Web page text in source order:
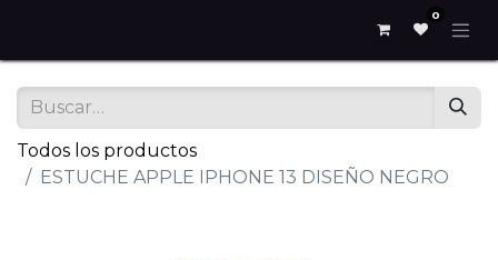
0
Todos los productos
ESTUCHE APPLE IPHONE 13 DISEÑO NEGRO